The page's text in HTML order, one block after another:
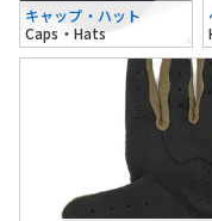
キャップ・ハット
Caps・Hats